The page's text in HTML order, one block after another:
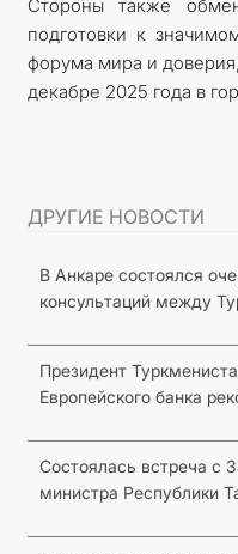
Стороны также
подготовки к
форума мира и
декабре 2025 года в
ДРУГИЕ НОВОСТИ
В Анкаре состоялся
консультаций между
Президент
Европейского банка
Состоялась встреча с
министра Республики